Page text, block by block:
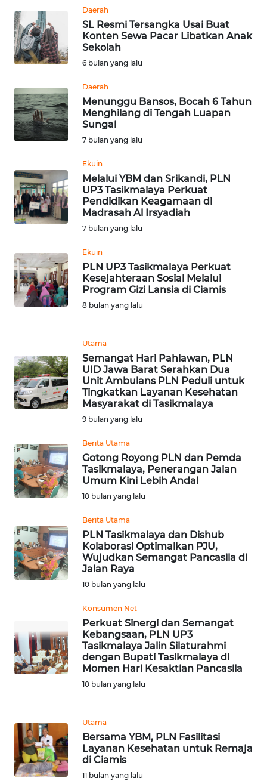
Daerah
SL Resmi Tersangka Usai Buat
Konten Sewa Pacar Libatkan Anak
Sekolah
6 bulan yang lalu
Daerah
Menunggu Bansos, Bocah 6 Tahun
Menghilang di Tengah Luapan
Sungai
7 bulan yang lalu
Ekuin
Melalui YBM dan Srikandi, PLN
UP3 Tasikmalaya Perkuat
Pendidikan Keagamaan di
Madrasah Al Irsyadiah
7 bulan yang lalu
Ekuin
PLN UP3 Tasikmalaya Perkuat
Kesejahteraan Sosial Melalui
Program Gizi Lansia di Ciamis
8 bulan yang lalu
Utama
Semangat Hari Pahlawan, PLN
UID Jawa Barat Serahkan Dua
Unit Ambulans PLN Peduli untuk
Tingkatkan Layanan Kesehatan
Masyarakat di Tasikmalaya
9 bulan yang lalu
Berita Utama
Gotong Royong PLN dan Pemda
Tasikmalaya, Penerangan Jalan
Umum Kini Lebih Andal
10 bulan yang lalu
Berita Utama
PLN Tasikmalaya dan Dishub
Kolaborasi Optimalkan PJU,
Wujudkan Semangat Pancasila di
Jalan Raya
10 bulan yang lalu
Konsumen Net
Perkuat Sinergi dan Semangat
Kebangsaan, PLN UP3
Tasikmalaya Jalin Silaturahmi
dengan Bupati Tasikmalaya di
Momen Hari Kesaktian Pancasila
10 bulan yang lalu
Utama
Bersama YBM, PLN Fasilitasi
Layanan Kesehatan untuk Remaja
di Ciamis
11 bulan yang lalu
WN
KALTARA
WN
KALTIM
SULSEL
WN
GORONTALO
SULUT
WN
MALUKU
WN
DAIRI
TOBA
WN
NIAS
WN
LANGKAT
WN
TAPANULI
TANJUNG
LESUNG
WN
SIMALUNGUN
WN